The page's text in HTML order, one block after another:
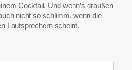
Cocktail. Und wenn’s draußen
nicht so schlimm, wenn die
Lautsprechern scheint.